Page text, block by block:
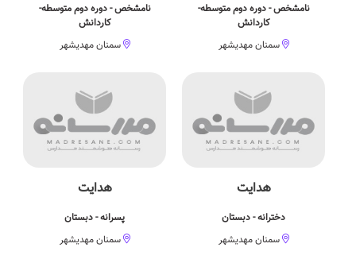
نامشخص - دوره دوم متوسطه-
کاردانش
سمنان مهدیشهر
نامشخص - دوره دوم متوسطه-
کاردانش
سمنان مهدیشهر
هدایت
دخترانه - دبستان
سمنان مهدیشهر
هدایت
پسرانه - دبستان
سمنان مهدیشهر